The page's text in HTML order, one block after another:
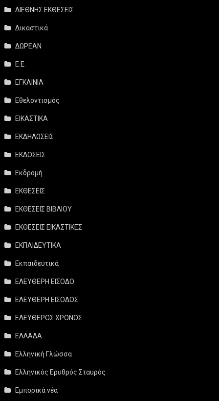
ΔΙΕΘΝΗΣ ΕΚΘΕΣΕΙΣ
Δικαστικά
ΔΩΡΕΑΝ
Ε.Ε.
ΕΓΚΑΙΝΙΑ
Εθελοντισμός
ΕΙΚΑΣΤΙΚΑ
ΕΚΔΗΛΩΣΕΙΣ
ΕΚΔΟΣΕΙΣ
Εκδρομή
ΕΚΘΕΣΕΙΣ
ΕΚΘΕΣΕΙΣ ΒΙΒΛΙΟΥ
ΕΚΘΕΣΕΙΣ ΕΙΚΑΣΤΙΚΕΣ
ΕΚΠΑΙΔΕΥΤΙΚΑ
Εκπαιδευτικά
ΕΛΕΥΘΕΡΗ ΕΙΣΟΔΟ
ΕΛΕΥΘΕΡΗ ΕΙΣΟΔΟΣ
ΕΛΕΥΘΕΡΟΣ ΧΡΟΝΟΣ
ΕΛΛΑΔΑ
Ελληνική Γλώσσα
Ελληνικός Ερυθρός Σταυρός
Εμπορικά νέα